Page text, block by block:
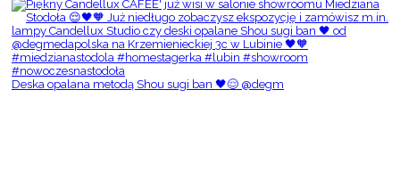
Deska opalana metodą Shou sugi ban 🖤😌 @degm